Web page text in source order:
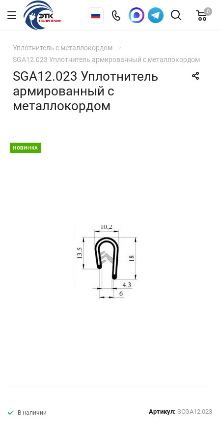
0
Уплотнитель с металлокордом
SGA12.023 Уплотнитель армированный с металлокордом
SGA12.023 Уплотнитель
армированный с
металлокордом
НОВИНКА
В наличии Артикул: SCGA12.023